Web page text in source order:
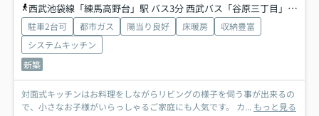
西武池袋線「練馬高野台」駅 バス3分 西武バス「谷原三丁目」 停歩3分
駐車2台可 都市ガス 陽当り良好 床暖房
収納豊富
システムキッチン
新築
対面式キッチンはお料理をしながらリビングの様子を伺う事が出来るの
で、小さなお子様がいらっしゃるご家庭にも人気です。 カ... もっと見る